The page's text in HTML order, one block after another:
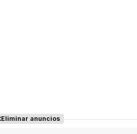
Eliminar anuncios